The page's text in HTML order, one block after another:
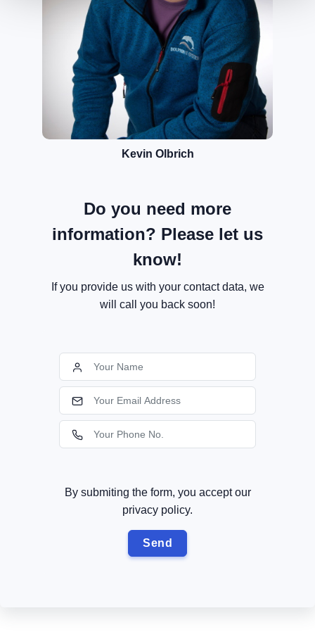
Kevin Olbrich
Do you need more
information? Please let us
know!
If you provide us with your contact data, we
will call you back soon!
By submiting the form, you accept our
privacy policy.